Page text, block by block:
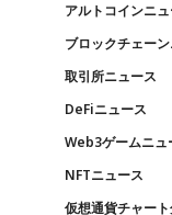
アルトコインニ
ブロックチェー
取引所ニュース
DeFiニュース
Web3ゲームニュ
NFTニュース
仮想通貨チャー